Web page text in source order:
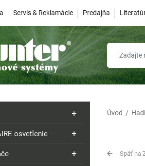
Servis & Reklamácie Predajňa
osvetlenie
Úvod /
Späť na